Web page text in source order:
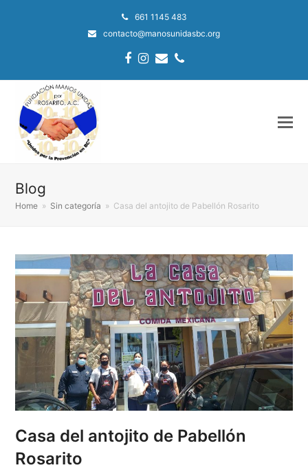
661 1145 483
contacto@manosunidasbc.org
Facebook
Instagram
EmailPhone
Blog
Home » Sin categoría » Casa del antojito de Pabellón Rosarito
Casa del antojito de Pabellón
Rosarito